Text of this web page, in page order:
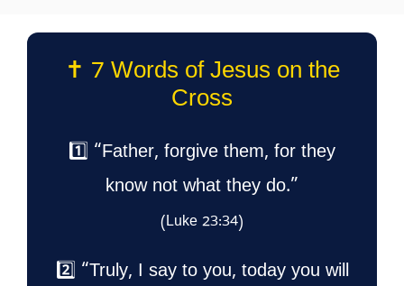
✝️ 7 Words of Jesus on the
Cross
1️⃣ “Father, forgive them, for they
know not what they do.”
(Luke 23:34)
2️⃣ “Truly, I say to you, today you will